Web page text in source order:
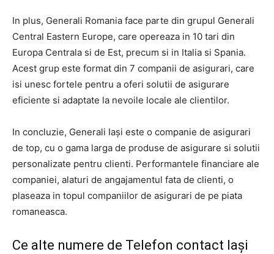
In plus, Generali Romania face parte din grupul Generali
Central Eastern Europe, care opereaza in 10 tari din
Europa Centrala si de Est, precum si in Italia si Spania.
Acest grup este format din 7 companii de asigurari, care
isi unesc fortele pentru a oferi solutii de asigurare
eficiente si adaptate la nevoile locale ale clientilor.
In concluzie, Generali Iași este o companie de asigurari
de top, cu o gama larga de produse de asigurare si solutii
personalizate pentru clienti. Performantele financiare ale
companiei, alaturi de angajamentul fata de clienti, o
plaseaza in topul companiilor de asigurari de pe piata
romaneasca.
Ce alte numere de Telefon contact Iași